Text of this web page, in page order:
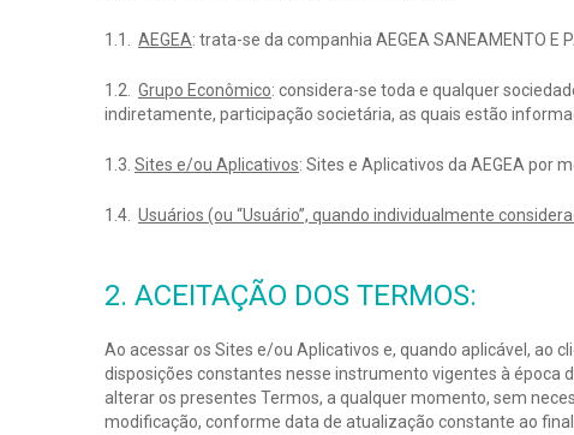
1.1. AEGEA: trata-se da companhia AEGEA SANEAMENTO E
1.2. Grupo Econômico: considera-se toda e qualquer
indiretamente, participação societária, as quais estão
1.3. Sites e/ou Aplicativos: Sites e Aplicativos da AEGEA por
1.4. Usuários (ou “Usuário”, quando individualmente
2. ACEITAÇÃO DOS TERMOS:
Ao acessar os Sites e/ou Aplicativos e, quando aplicável, ao
disposições constantes nesse instrumento vigentes à época
alterar os presentes Termos, a qualquer momento, sem
modificação, conforme data de atualização constante ao